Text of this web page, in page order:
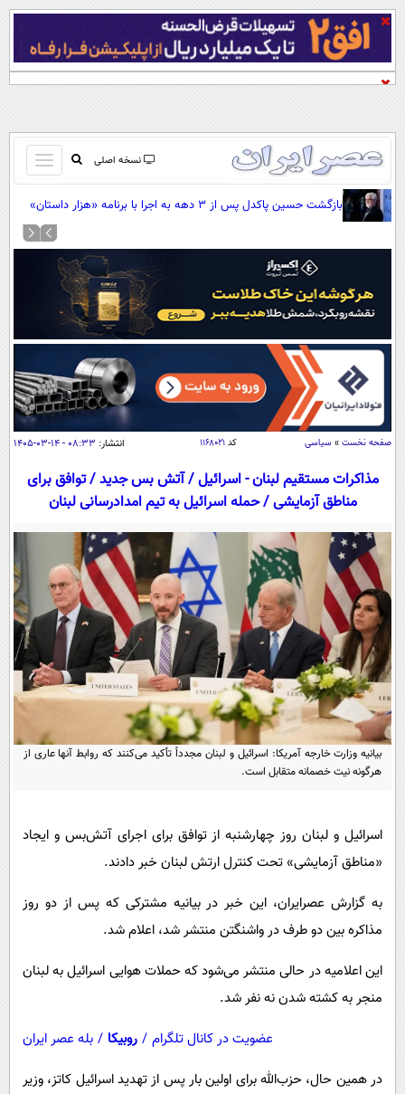
نسخه اصلی
باز
و
بسته
کردن
صفحه اول
آرشیو
نظرسنجی
آب و هوا
اوقات شرعی
سواد زندگی
اقتصاد
اقتصادی
خودرو
جامعه
اجتماعی
حوادث
سلامت
یک برش دانایی
محیط زیست
سفر و تفریح
ورزشی
بین الملل
سیاست خارجی
فرهنگ و هنر
علم و دانش
فناوری و It
علمی
اخبار کریپتو
قرآن
گوناگون
سرگرمی
باشگاه مغز
مجله تصویری سلاح
فیلم
اقتصاد
ورزش
اجتماعی
عصر ایران 2
خواندنی ها و دیدنی ها
آموزش زبان
بازگشت حسین پاکدل پس از ۳ دهه به اجرا با برنامه «هزار داستان»
صفحه نخست » سیاسی کد ۱۱۶۸۰۲۱ انتشار: ۰۸:۳۳ - ۱۴-۰۳-۱۴۰۵
مذاکرات مستقیم لبنان - اسرائیل / آتش بس جدید / توافق برای
مناطق آزمایشی / حمله اسرائیل به تیم امدادرسانی لبنان
بیانیه وزارت خارجه آمریکا: اسرائیل و لبنان مجدداً تأکید می‌کنند که روابط آنها عاری از
هرگونه نیت خصمانه متقابل است.
اسرائیل و لبنان روز چهارشنبه از توافق برای اجرای آتش‌بس و ایجاد
«مناطق آزمایشی» تحت کنترل ارتش لبنان خبر دادند.
به گزارش عصرایران، این خبر در بیانیه مشترکی که پس از دو روز
مذاکره بین دو طرف در واشنگتن منتشر شد، اعلام شد.
این اعلامیه در حالی منتشر می‌شود که حملات هوایی اسرائیل به لبنان
منجر به کشته شدن نه نفر شد.
عضویت در کانال تلگرام / روبیکا / بله عصر ایران
در همین حال، حزب‌الله برای اولین بار پس از تهدید اسرائیل کاتز، وزیر